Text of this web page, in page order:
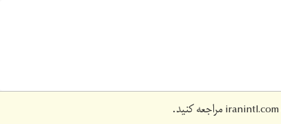
iranintl.comمراجعه کنید.